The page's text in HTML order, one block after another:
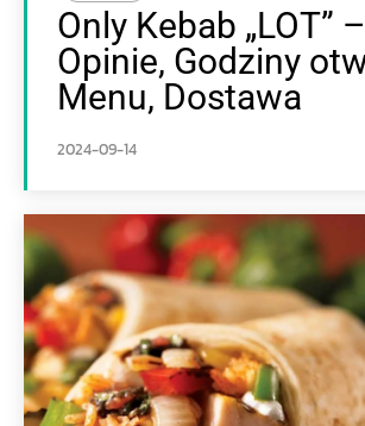
Only Kebab „LOT” –
Opinie, Godziny
Menu, Dostawa
2024-09-14